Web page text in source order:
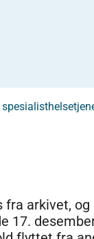
arkivet, og
17.